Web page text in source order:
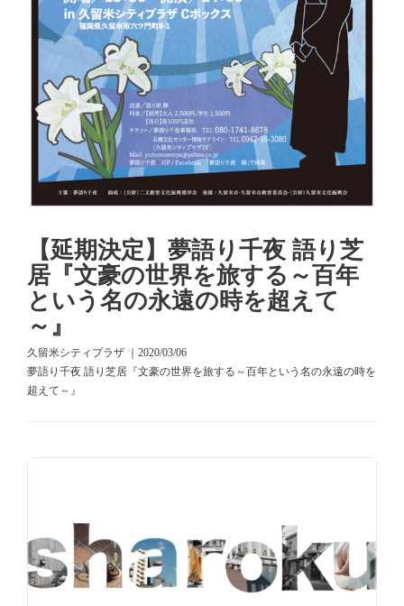
【延期決定】夢語り千夜 語り芝
居『文豪の世界を旅する～百年
という名の永遠の時を超えて
～』
久留米シティプラザ ｜2020/03/06
夢語り千夜 語り芝居『文豪の世界を旅する～百年という名の永遠の時を
超えて～』